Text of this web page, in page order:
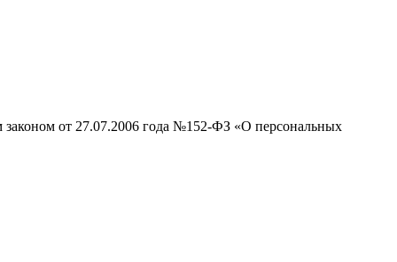
законом от 27.07.2006 года №152-ФЗ «О персональных